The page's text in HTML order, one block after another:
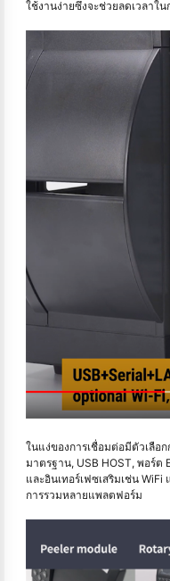
ใช้งานง่ายซึ่งจะช่วยลดเวลาใ
ในแง่ของการเชื่อมต่อมีตัวเลือ
มาตรฐาน, USB HOST, พอร์ต
และอินเทอร์เฟซเสริมเช่น
การรวมหลายแพลตฟอร์ม